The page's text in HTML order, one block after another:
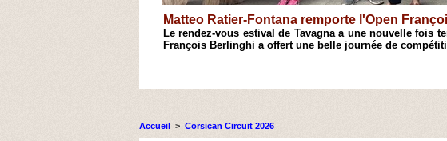
Matteo Ratier-Fontana remporte l'Open François Berlinghi
Le rendez-vous estival de Tavagna a une nouvelle fois tenu toutes ses
François Berlinghi a offert une belle journée de compétition et de convivialité,
Accueil > Corsican Circuit 2026